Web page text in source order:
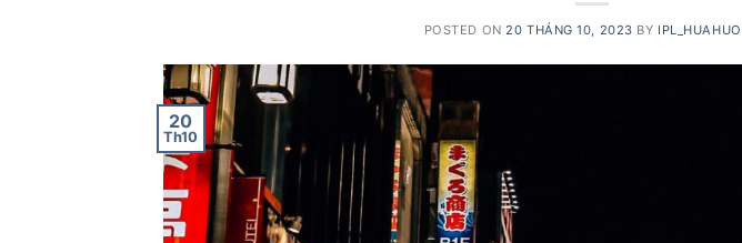
POSTED ON 20 THÁNG 10, 2023 BY
20
Th10